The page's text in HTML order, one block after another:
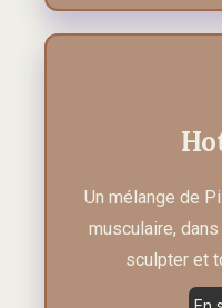
Un mélange de
musculaire,
sculpter et